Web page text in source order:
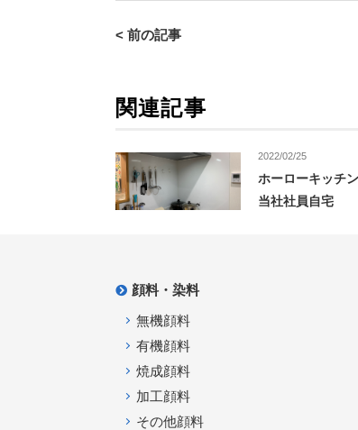
< 前の記事
関連記事
2022/02/25
ホーローキッチ
当社社員自宅
顔料・染料
無機顔料
有機顔料
焼成顔料
加工顔料
その他顔料